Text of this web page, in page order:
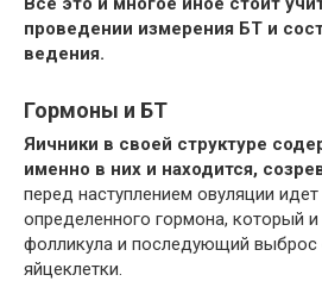
проведении измерения БТ и
ведения.
Гормоны и БТ
Яичники в своей структуре
именно в них и находится,
перед наступлением овуляции
определенного гормона, который
фолликула и последующий выброс
яйцеклетки.